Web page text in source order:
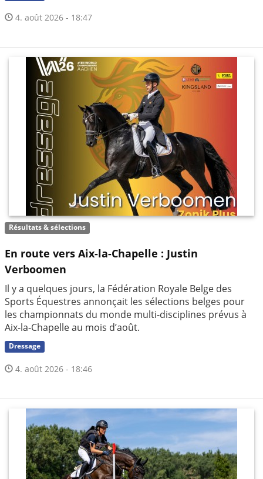
4. août 2026 - 18:47
Résultats & sélections
En route vers Aix-la-Chapelle : Justin
Verboomen
Il y a quelques jours, la Fédération Royale Belge des
Sports Équestres annonçait les sélections belges pour
les championnats du monde multi-disciplines prévus à
Aix-la-Chapelle au mois d’août.
Dressage
4. août 2026 - 18:46